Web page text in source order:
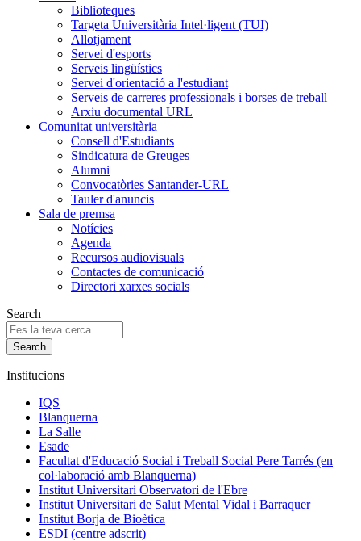
Biblioteques
Targeta Universitària Intel·ligent (TUI)
Allotjament
Servei d'esports
Serveis lingüístics
Servei d'orientació a l'estudiant
Serveis de carreres professionals i borses de treball
Arxiu documental URL
Comunitat universitària
Consell d'Estudiants
Sindicatura de Greuges
Alumni
Convocatòries Santander-URL
Tauler d'anuncis
Sala de premsa
Notícies
Agenda
Recursos audiovisuals
Contactes de comunicació
Directori xarxes socials
Search
Institucions
IQS
Blanquerna
La Salle
Esade
Facultat d'Educació Social i Treball Social Pere Tarrés (en
col·laboració amb Blanquerna)
Institut Universitari Observatori de l'Ebre
Institut Universitari de Salut Mental Vidal i Barraquer
Institut Borja de Bioètica
ESDI (centre adscrit)